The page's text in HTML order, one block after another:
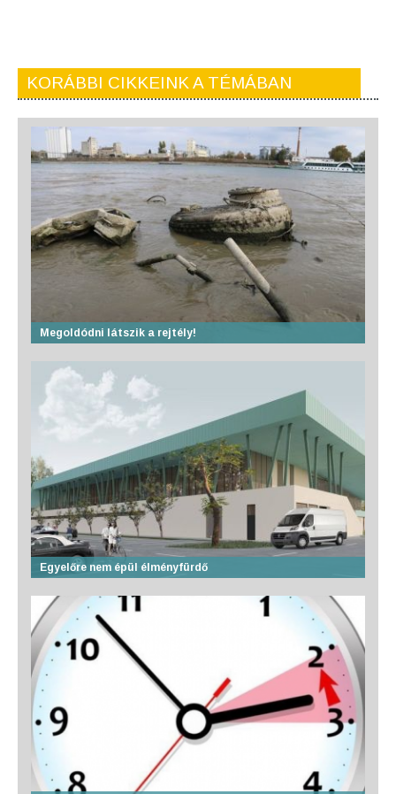
KORÁBBI CIKKEINK A TÉMÁBAN
Megoldódni látszik a rejtély!
Egyelőre nem épül élményfürdő